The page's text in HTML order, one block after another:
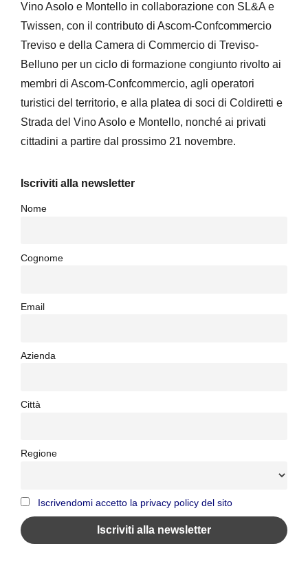
Vino Asolo e Montello in collaborazione con SL&A e
Twissen, con il contributo di Ascom-Confcommercio
Treviso e della Camera di Commercio di Treviso-
Belluno per un ciclo di formazione congiunto rivolto ai
membri di Ascom-Confcommercio, agli operatori
turistici del territorio, e alla platea di soci di Coldiretti e
Strada del Vino Asolo e Montello, nonché ai privati
cittadini a partire dal prossimo 21 novembre.
Iscriviti alla newsletter
Nome
Cognome
Email
Azienda
Città
Regione
Iscrivendomi accetto la privacy policy del sito